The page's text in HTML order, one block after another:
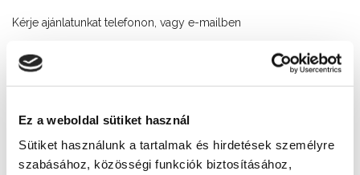
Ez a weboldal sütiket használ
Sütiket használunk a tartalmak és hirdetések személyre
szabásához, közösségi funkciók biztosításához,
Kérje ajánlatunkat telefonon, vagy e-mailben
Nyitvatartás
Asztalfoglalás
+36 30 410 2434